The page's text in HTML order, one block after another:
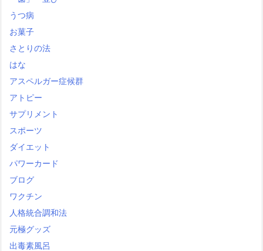
うつ病
お菓子
さとりの法
はな
アスペルガー症候群
アトピー
サプリメント
スポーツ
ダイエット
パワーカード
ブログ
ワクチン
人格統合調和法
元極グッズ
出毒素風呂